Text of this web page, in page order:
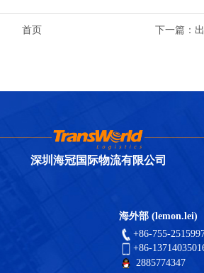
首页 下一篇 ：
深圳海冠国际物流有限公司
海外部 (lemon.lei)
+86-755-
+86-
2885774347